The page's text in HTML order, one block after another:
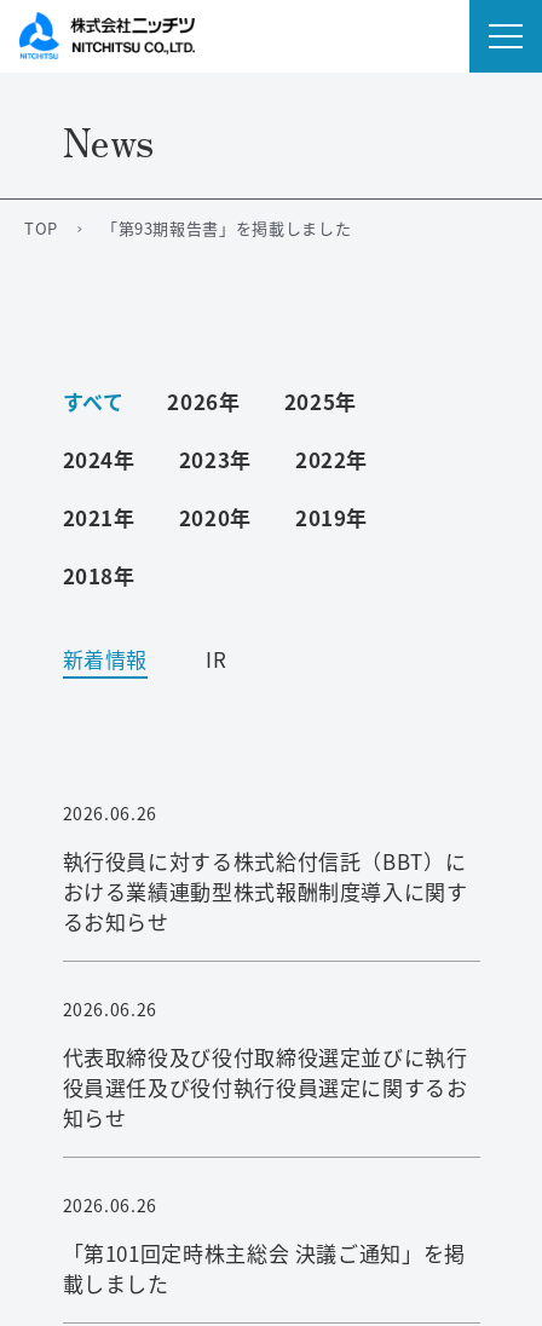
事業内容
サステナビリティ
採用情報
プライバシーポリシー
ご利用条件
TOP 「第93期報告書」を掲載しました
News
すべて 2026年
2025年
2024年
2023年
2022年
2021年
2020年
2019年
2018年
新着情報 IR
2026.06.26
執行役員に対する株式給付信託（BBT）に
おける業績連動型株式報酬制度導入に関す
るお知らせ
2026.06.26
代表取締役及び役付取締役選定並びに執行
役員選任及び役付執行役員選定に関するお
知らせ
2026.06.26
「第101回定時株主総会 決議ご通知」を掲
載しました